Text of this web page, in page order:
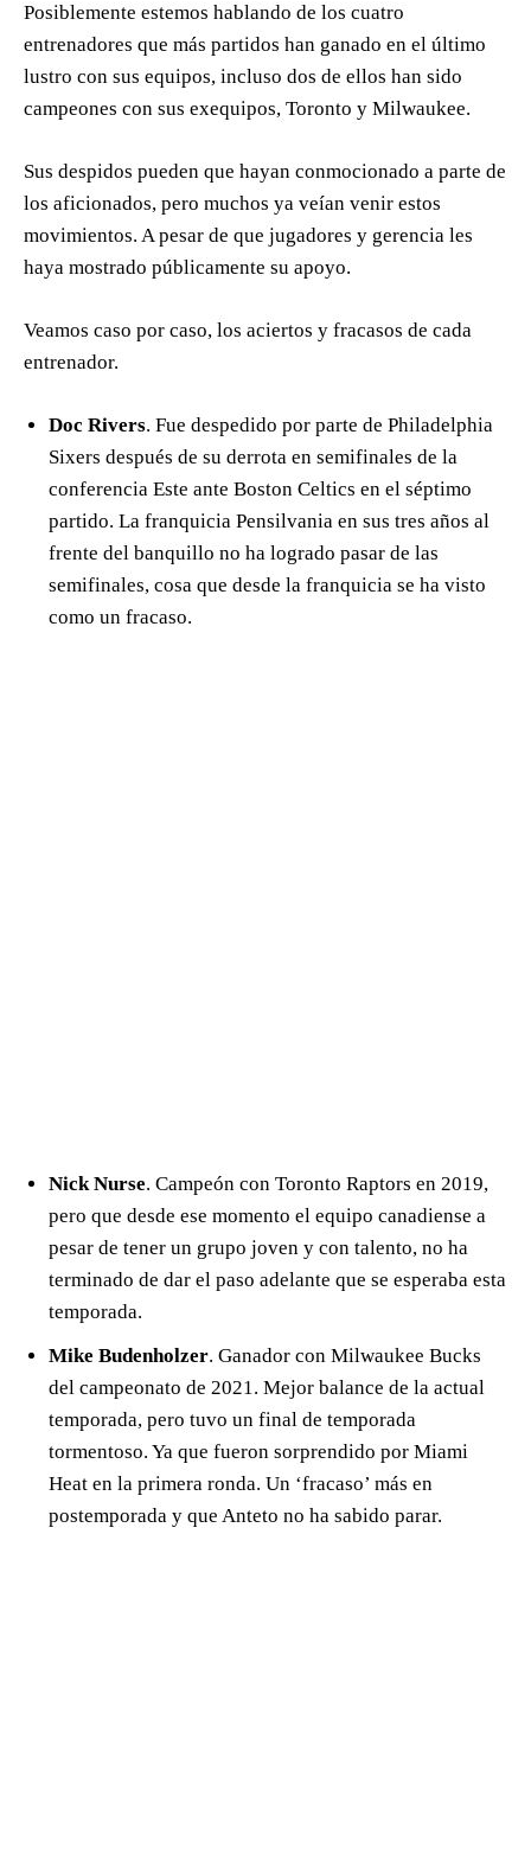
Posiblemente estemos hablando de los cuatro
entrenadores que más partidos han ganado en el último
lustro con sus equipos, incluso dos de ellos han sido
campeones con sus exequipos, Toronto y Milwaukee.
Sus despidos pueden que hayan conmocionado a parte de
los aficionados, pero muchos ya veían venir estos
movimientos. A pesar de que jugadores y gerencia les
haya mostrado públicamente su apoyo.
Veamos caso por caso, los aciertos y fracasos de cada
entrenador.
Doc Rivers. Fue despedido por parte de Philadelphia
Sixers después de su derrota en semifinales de la
conferencia Este ante Boston Celtics en el séptimo
partido. La franquicia Pensilvania en sus tres años al
frente del banquillo no ha logrado pasar de las
semifinales, cosa que desde la franquicia se ha visto
como un fracaso.
Nick Nurse. Campeón con Toronto Raptors en 2019,
pero que desde ese momento el equipo canadiense a
pesar de tener un grupo joven y con talento, no ha
terminado de dar el paso adelante que se esperaba esta
temporada.
Mike Budenholzer. Ganador con Milwaukee Bucks
del campeonato de 2021. Mejor balance de la actual
temporada, pero tuvo un final de temporada
tormentoso. Ya que fueron sorprendido por Miami
Heat en la primera ronda. Un ‘fracaso’ más en
postemporada y que Anteto no ha sabido parar.